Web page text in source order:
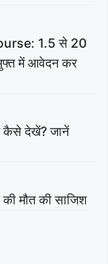
1.5 से 20
में आवेदन कर
देखें? जानें
की मौत की साजिश